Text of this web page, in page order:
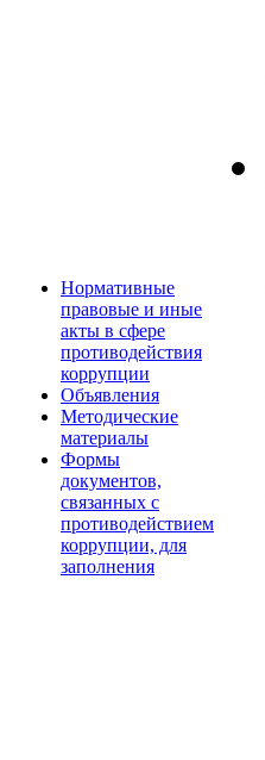
Нормативные
правовые и иные
акты в сфере
противодействия
коррупции
Объявления
Методические
материалы
Формы
документов,
связанных с
противодействием
коррупции, для
заполнения